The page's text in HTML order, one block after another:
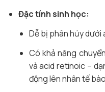
Đặc tính sinh học:
Dễ bị phân hủy dưới
Có khả năng
và acid retinoic –
động lên nhân tế